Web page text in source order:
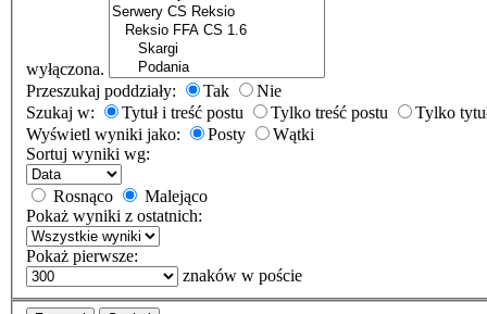
wyłączona.
Przeszukaj poddziały:
Tak
Nie
Szukaj w:
Tytuł i treść postu Tylko treść postu
Tylko
Wyświetl wyniki jako:
Posty
Wątki
Sortuj wyniki wg:
Rosnąco
Malejąco
Pokaż wyniki z ostatnich:
Pokaż pierwsze:
znaków w poście